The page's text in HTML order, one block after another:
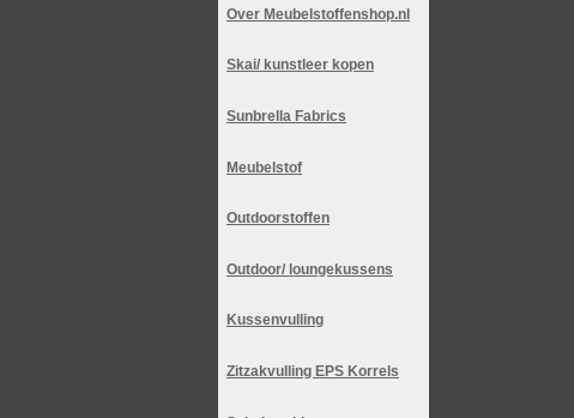
Over Meubelstoffenshop.nl
Skai/ kunstleer kopen
Sunbrella Fabrics
Meubelstof
Outdoorstoffen
Outdoor/ loungekussens
Kussenvulling
Zitzakvulling EPS Korrels